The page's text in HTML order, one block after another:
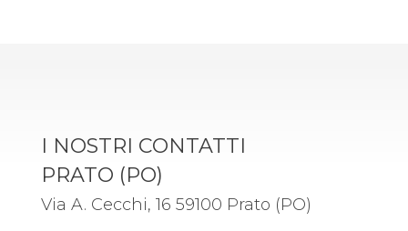
I NOSTRI CONTATTI
PRATO (PO)
Via A. Cecchi, 16 59100 Prato (PO)